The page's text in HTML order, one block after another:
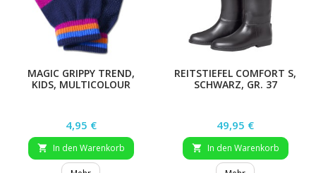
MAGIC GRIPPY TREND,
KIDS, MULTICOLOUR
Preis
4,95 €
 In den Warenkorb
REITSTIEFEL COMFORT S,
SCHWARZ, GR. 37
Preis
49,95 €
 In den Warenkorb